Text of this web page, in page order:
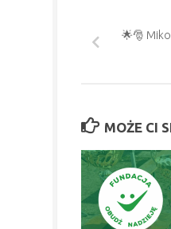
🌟🎅
MOŻE CI